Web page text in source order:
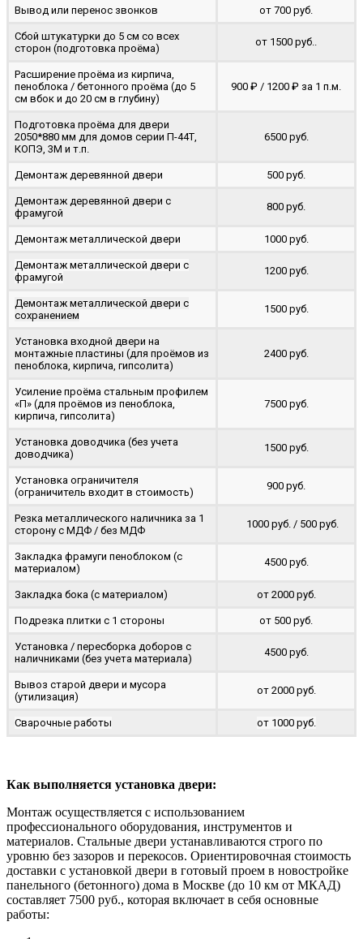
Вывод или перенос звонков от 700 руб.
Сбой штукатурки до 5 см со всех
сторон (подготовка проёма)
от 1500 руб..
Расширение проёма из кирпича,
пеноблока / бетонного проёма (до 5
cм вбок и до 20 см в глубину)
900 ₽ / 1200 ₽ за 1 п.м.
Подготовка проёма для двери
2050*880 мм для домов серии П-44Т,
КОПЭ, 3М и т.п.
6500 руб.
Демонтаж деревянной двери 500 руб.
Демонтаж деревянной двери с
фрамугой
800 руб.
Демонтаж металлической двери 1000 руб.
Демонтаж металлической двери с
фрамугой
1200 руб.
Демонтаж металлической двери с
сохранением
1500 руб.
Установка входной двери на
монтажные пластины (для проёмов из
пеноблока, кирпича, гипсолита)
2400 руб.
Усиление проёма стальным профилем
«П» (для проёмов из пеноблока,
кирпича, гипсолита)
7500 руб.
Установка доводчика (без учета
доводчика)
1500 руб.
Установка ограничителя
(ограничитель входит в стоимость)
900 руб.
Резка металлического наличника за 1
сторону с МДФ / без МДФ
1000 руб. / 500 руб.
Закладка фрамуги пеноблоком (с
материалом)
4500 руб.
Закладка бока (с материалом) от 2000 руб.
Подрезка плитки с 1 стороны от 500 руб.
Установка / пересборка доборов с
наличниками (без учета материала)
4500 руб.
Вывоз старой двери и мусора
(утилизация)
от 2000 руб.
Сварочные работы от 1000 руб.
Как выполняется установка двери:
Монтаж осуществляется с использованием
профессионального оборудования, инструментов и
материалов. Стальные двери устанавливаются строго по
уровню без зазоров и перекосов. Ориентировочная стоимость
доставки с установкой двери в готовый проем в новостройке
панельного (бетонного) дома в Москве (до 10 км от МКАД)
составляет 7500 руб., которая включает в себя основные
работы: